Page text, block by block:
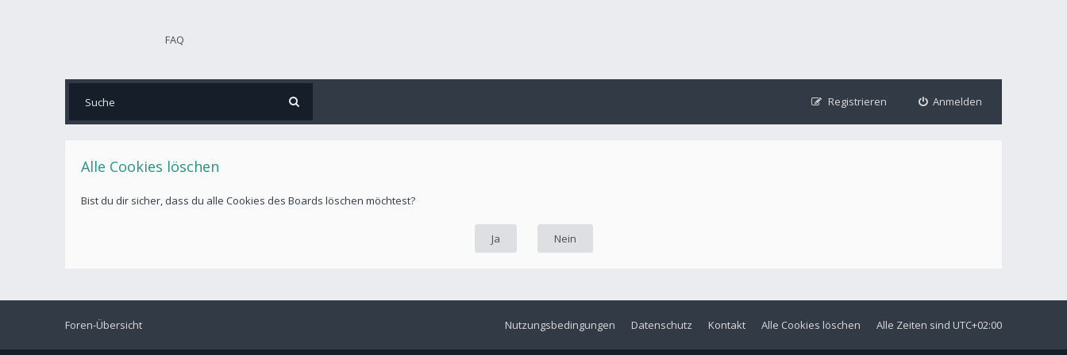
FAQ
Anmelden
Registrieren
Alle Cookies löschen
Bist du dir sicher, dass du alle Cookies des Boards löschen möchtest?
Foren-Übersicht Alle Zeiten sind UTC+02:00
Alle Cookies löschen
Kontakt
Datenschutz
Nutzungsbedingungen